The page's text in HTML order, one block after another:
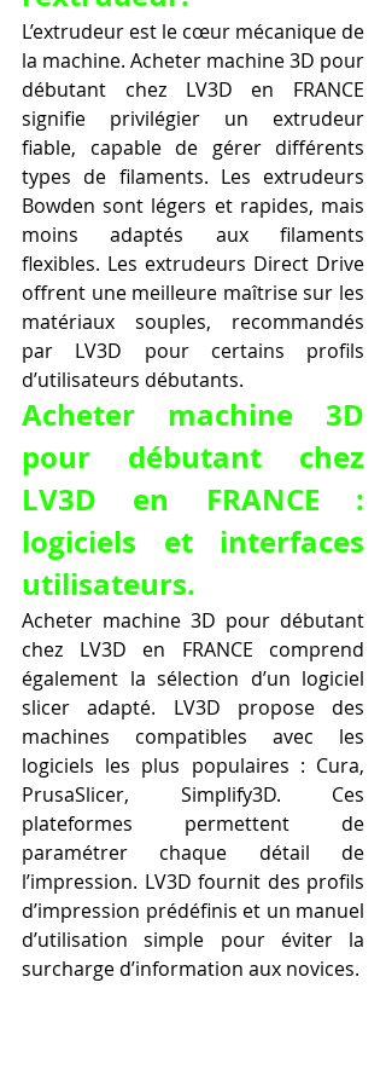
L’extrudeur est le cœur mécanique de
la machine. Acheter machine 3D pour
débutant chez LV3D en FRANCE
signifie privilégier un extrudeur
fiable, capable de gérer différents
types de filaments. Les extrudeurs
Bowden sont légers et rapides, mais
moins adaptés aux filaments
flexibles. Les extrudeurs Direct Drive
offrent une meilleure maîtrise sur les
matériaux souples, recommandés
par LV3D pour certains profils
d’utilisateurs débutants.
Acheter machine 3D
pour débutant chez
LV3D en FRANCE :
logiciels et interfaces
utilisateurs.
Acheter machine 3D pour débutant
chez LV3D en FRANCE comprend
également la sélection d’un logiciel
slicer adapté. LV3D propose des
machines compatibles avec les
logiciels les plus populaires : Cura,
PrusaSlicer, Simplify3D. Ces
plateformes permettent de
paramétrer chaque détail de
l’impression. LV3D fournit des profils
d’impression prédéfinis et un manuel
d’utilisation simple pour éviter la
surcharge d’information aux novices.